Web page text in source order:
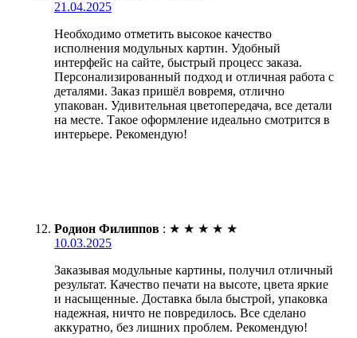
21.04.2025
Необходимо отметить высокое качество
исполнения модульных картин. Удобный
интерфейс на сайте, быстрый процесс заказа.
Персонализированный подход и отличная работа с
деталями. Заказ пришёл вовремя, отлично
упакован. Удивительная цветопередача, все детали
на месте. Такое оформление идеально смотрится в
интерьере. Рекомендую!
Родион Филиппов : ★ ★ ★ ★ ★
10.03.2025
Заказывая модульные картины, получил отличный
результат. Качество печати на высоте, цвета яркие
и насыщенные. Доставка была быстрой, упаковка
надежная, ничто не повредилось. Все сделано
аккуратно, без лишних проблем. Рекомендую!